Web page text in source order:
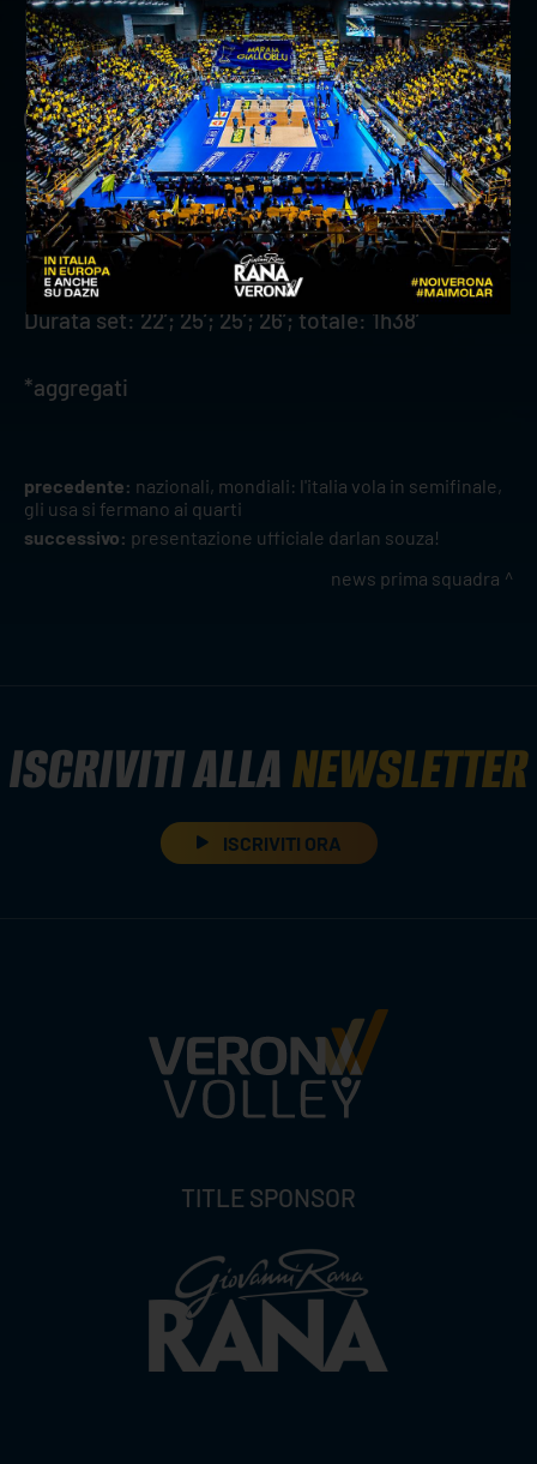
Rana Verona: Planinsic 3, Gironi 8, Keita 25,
Mozic 9, Vitelli 7, Cortesia 6, D’Amico (L), Glatz
13, Britton* 6, Chevdanov* 1, Valbusa 8, Bonisoli
(L). All. De Cecco
TSV Haching Munchen: Rupprecht 10,
Milovanovic 13, Krassnig 9, Klajmon 4, Paduretu
1, Ferch 2, Eckardt (L), Krenkel 1, Burmann,
Wendt 2, Gumenjuk 2. All. Dudas
Durata set: 22’; 25’; 25’; 26’; totale: 1h38’
*aggregati
precedente: nazionali, mondiali: l'italia vola in semifinale,
gli usa si fermano ai quarti
successivo: presentazione ufficiale darlan souza!
news prima squadra
ISCRIVITI ALLANEWSLETTER
ISCRIVITI ORA
TITLE SPONSOR